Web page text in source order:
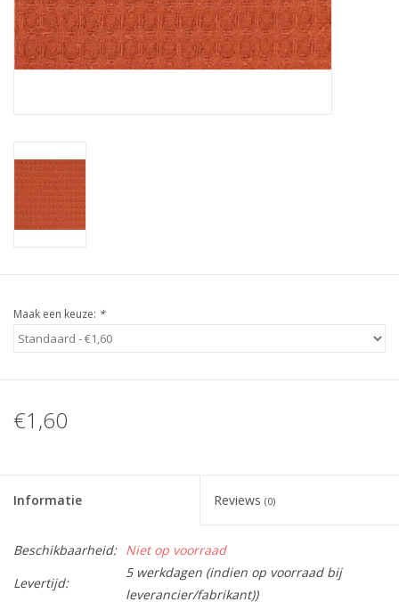
Workshop
Cadeaubonnen
Maak een keuze: *
€1,60
Informatie Reviews (0)
Beschikbaarheid: Niet op voorraad
Levertijd:
5 werkdagen (indien op voorraad bij
leverancier/fabrikant))